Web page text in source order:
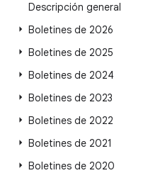
Descripción general
Boletines de 2026
Boletines de 2025
Boletines de 2024
Boletines de 2023
Boletines de 2022
Boletines de 2021
Boletines de 2020